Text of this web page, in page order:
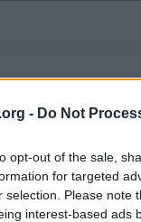
- Do Not
opt-out of the sale,
for targeted
selection. Please note
interest-based ads
långt klipp där